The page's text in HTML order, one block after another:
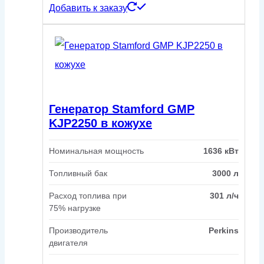
Добавить к заказу
Генератор Stamford GMP
KJP2250 в кожухе
Номинальная мощность 1636 кВт
Топливный бак 3000 л
Расход топлива при
75% нагрузке
301 л/ч
Производитель
двигателя
Perkins